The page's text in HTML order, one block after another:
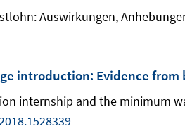
Auswirkungen,
introduction: Evidence from
internship and the minimum